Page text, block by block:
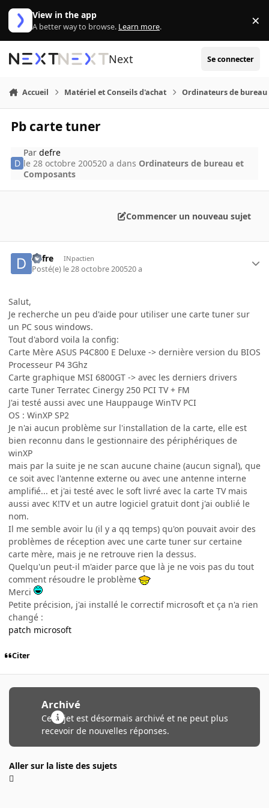
Aller au contenu
View in the app
A better way to browse. Learn more. ×
Next Se connecter
Accueil Matériel et Conseils d'achat Ordinateurs de bureau
Pb carte tuner
Pardefre
le 28 octobre 200520 a dans Ordinateurs de bureau et
Composants
Commencer un nouveau sujet
defre INpactien
Posté(e) le 28 octobre 200520 a
Salut,
Je recherche un peu d'aide pour utiliser une carte tuner sur
un PC sous windows.
Tout d'abord voila la config:
Carte Mère ASUS P4C800 E Deluxe -> dernière version du BIOS
Processeur P4 3Ghz
Carte graphique MSI 6800GT -> avec les derniers drivers
carte Tuner Terratec Cinergy 250 PCI TV + FM
J'ai testé aussi avec une Hauppauge WinTV PCI
OS : WinXP SP2
Je n'ai aucun problème sur l'installation de la carte, elle est
bien reconnu dans le gestionnaire des périphériques de
winXP
mais par la suite je ne scan aucune chaine (aucun signal), que
ce soit avec l'antenne externe ou avec une antenne interne
amplifié... et j'ai testé avec le soft livré avec la carte TV mais
aussi avec K!TV et un autre logiciel gratuit dont j'ai oublié le
nom.
Il me semble avoir lu (il y a qq temps) qu'on pouvait avoir des
problèmes de réception avec une carte tuner sur certaine
carte mère, mais je ne retrouve rien la dessus.
Quelqu'un peut-il m'aider parce que là je ne vois pas du tout
comment résoudre le problème
Merci
Petite précision, j'ai installé le correctif microsoft et ça n'a rien
changé :
patch microsoft
Citer
Archivé
Ce sujet est désormais archivé et ne peut plus
recevoir de nouvelles réponses.
Aller sur la liste des sujets